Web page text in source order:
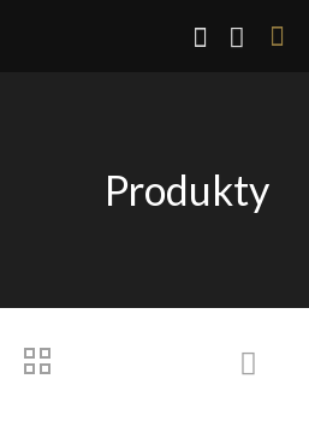
Produkty